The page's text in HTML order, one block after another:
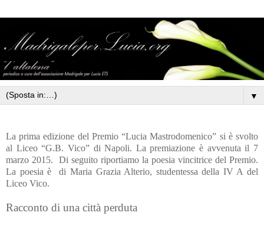
▼
La prima edizione del Premio “Lucia Mastrodomenico” si è svolto
al Liceo “G.B. Vico” di Napoli. La premiazione è avvenuta il 7
marzo 2015.
Di seguito riportiamo la poesia vincitrice del Premio.
La poesia è
di Maria Grazia Alterio, studentessa della IV A del
Liceo Vico.
Racconto di una città perduta